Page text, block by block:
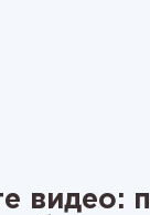
видео: